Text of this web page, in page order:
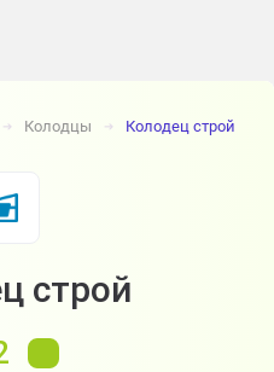
➔ Колодцы ➔ Колодец строй
строй